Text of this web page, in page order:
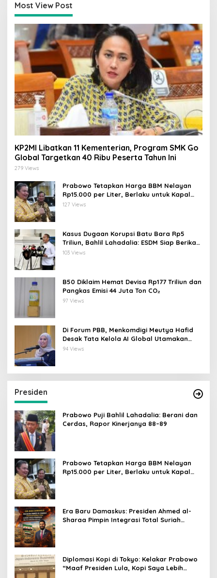
Most View Post
KP2MI Libatkan 11 Kementerian, Program SMK Go
Global Targetkan 40 Ribu Peserta Tahun Ini
279 Views
Prabowo Tetapkan Harga BBM Nelayan
Rp15.000 per Liter, Berlaku untuk Kapal
30-200 GT
127 Views
Kasus Dugaan Korupsi Batu Bara Rp5
Triliun, Bahlil Lahadalia: ESDM Siap Berikan
Data
103 Views
B50 Diklaim Hemat Devisa Rp177 Triliun dan
Pangkas Emisi 44 Juta Ton CO₂
97 Views
Di Forum PBB, Menkomdigi Meutya Hafid
Desak Tata Kelola AI Global Utamakan
Perlindungan Anak
94 Views
Presiden
Prabowo Puji Bahlil Lahadalia: Berani dan
Cerdas, Rapor Kinerjanya 88–89
Prabowo Tetapkan Harga BBM Nelayan
Rp15.000 per Liter, Berlaku untuk Kapal
Era Baru Damaskus: Presiden Ahmed al-
Sharaa Pimpin Integrasi Total Suriah
Diplomasi Kopi di Tokyo: Kelakar Prabowo
“Maaf Presiden Lula, Kopi Saya Lebih